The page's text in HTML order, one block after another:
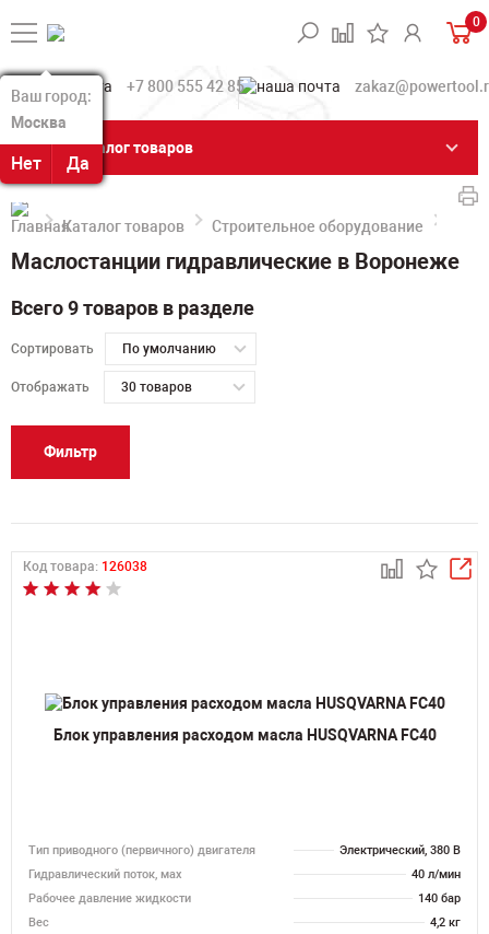
Ваш город:
Москва
Нет Да
Ваш город:
Москва
Нет Да
0
+7 800 555 42 85
Каталог товаров
Каталог товаров Строительное оборудование
Маслостанции гидравлические в Воронеже
Всего 9 товаров в разделе
Сортировать По умолчанию
Отображать 30 товаров
Фильтр
Код товара: 126038
Блок управления расходом масла HUSQVARNA FC40
Тип приводного (первичного) двигателя
Электрический, 380 В
Гидравлический поток, мах
40 л/мин
Рабочее давление жидкости
140 бар
Вес
4,2 кг